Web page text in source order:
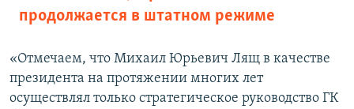
продолжается в штатном режиме
«Отмечаем, что Михаил Юрьевич Лящ в качестве
президента на протяжении многих лет
осуществлял только стратегическое руководство ГК